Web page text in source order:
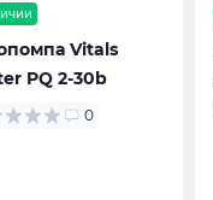
Vitals
PQ 2-30b
0